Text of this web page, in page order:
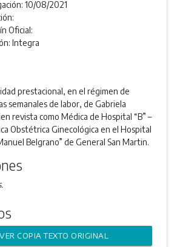
10/08/2021
Oficial:
Integra
prestacional, en el régimen de
semanales de labor, de Gabriela
revista como Médica de Hospital “B” –
Obstétrica Ginecológica en el Hospital
Belgrano” de General San Martin.
VER COPIA TEXTO ORIGINAL